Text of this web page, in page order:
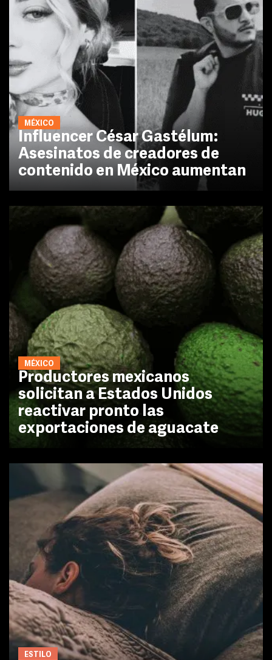
MÉXICO
Influencer César Gastélum:
Asesinatos de creadores de
contenido en México aumentan
MÉXICO
Productores mexicanos
solicitan a Estados Unidos
reactivar pronto las
exportaciones de aguacate
ESTILO